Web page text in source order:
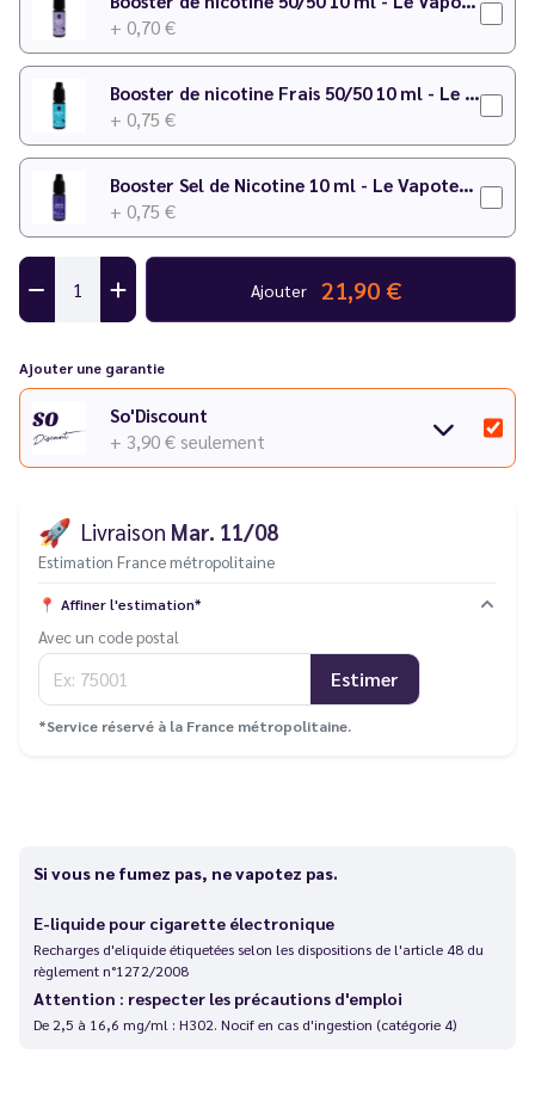
+ 0,70 €
Booster de nicotine Frais 50/50 10 ml - Le Vapoteur Discount
+ 0,75 €
Booster Sel de Nicotine 10 ml - Le Vapoteur Discount
+ 0,75 €
Ajouter 21,90 €
Ajouter une garantie
So'Discount
+ 3,90 € seulement
🚀 Livraison Mar. 11/08
Estimation France métropolitaine
📍 Affiner l'estimation*
Avec un code postal
Estimer
*Service réservé à la France métropolitaine.
Si vous ne fumez pas, ne vapotez pas.
E-liquide pour cigarette électronique
Recharges d'eliquide étiquetées selon les dispositions de l'article 48 du
règlement n°1272/2008
Attention : respecter les précautions d'emploi
De 2,5 à 16,6 mg/ml : H302. Nocif en cas d'ingestion (catégorie 4)